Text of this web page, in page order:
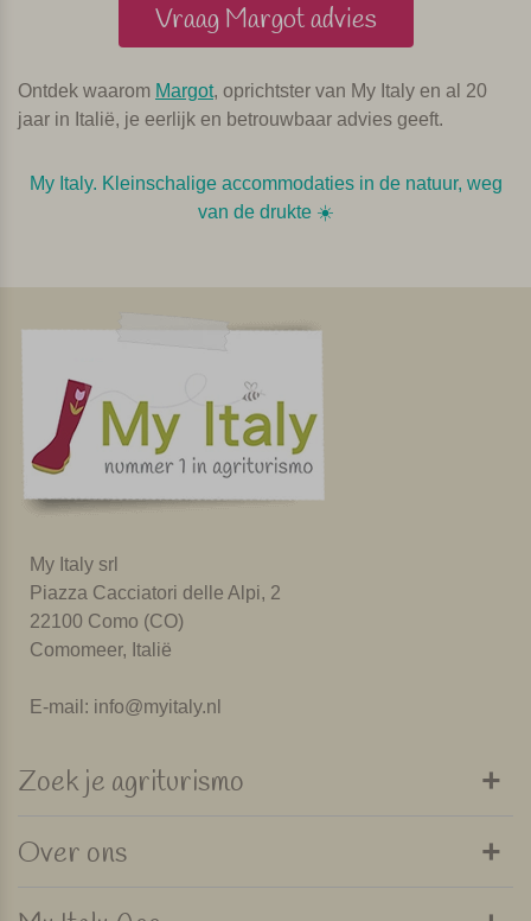
Vraag Margot advies
Ontdek waarom Margot, oprichtster van My Italy en al 20
jaar in Italië, je eerlijk en betrouwbaar advies geeft.
My Italy. Kleinschalige accommodaties in de natuur, weg
van de drukte ☀️️
My Italy srl
Piazza Cacciatori delle Alpi, 2
22100 Como (CO)
Comomeer, Italië
E-mail: info@myitaly.nl
Zoek je agriturismo
Over ons